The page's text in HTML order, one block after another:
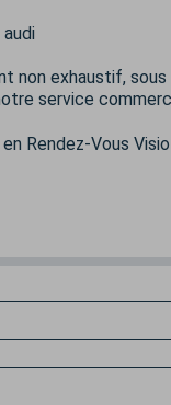
non exhaustif,
service
Rendez-Vous